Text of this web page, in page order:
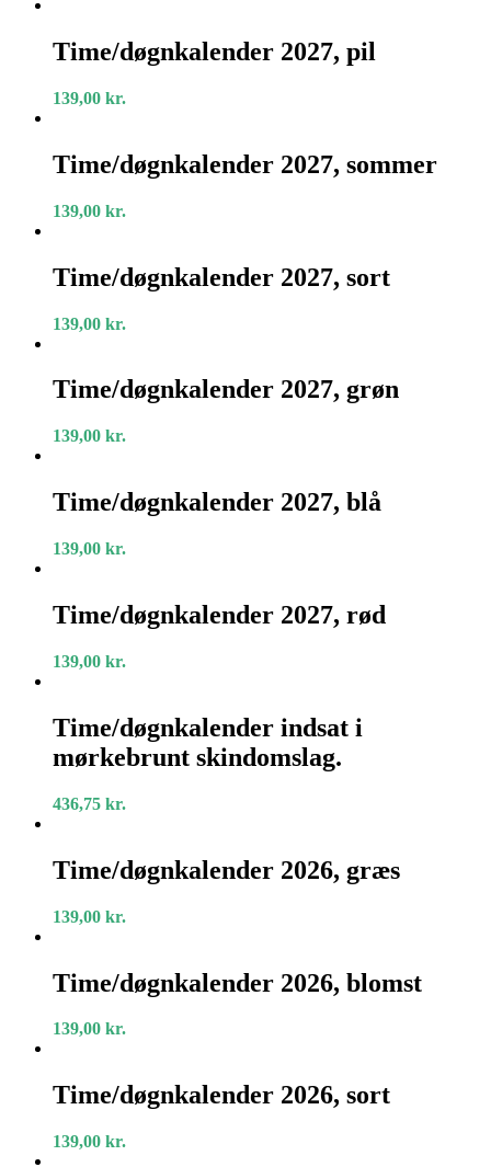
2027,
pil
Time/døgnkalender 2027, pil
139,00 kr.
2027,
sommer
Time/døgnkalender 2027, sommer
139,00 kr.
2027,
sort
Time/døgnkalender 2027, sort
139,00 kr.
2027,
grøn
Time/døgnkalender 2027, grøn
139,00 kr.
2027,
blå
Time/døgnkalender 2027, blå
139,00 kr.
2027,
rød
Time/døgnkalender 2027, rød
139,00 kr.
indsat
mørkebrunt
Time/døgnkalender indsat i
mørkebrunt skindomslag.
436,75 kr.
2026,
græs
Time/døgnkalender 2026, græs
139,00 kr.
2026,
blomst
Time/døgnkalender 2026, blomst
139,00 kr.
2026,
sort
Time/døgnkalender 2026, sort
139,00 kr.